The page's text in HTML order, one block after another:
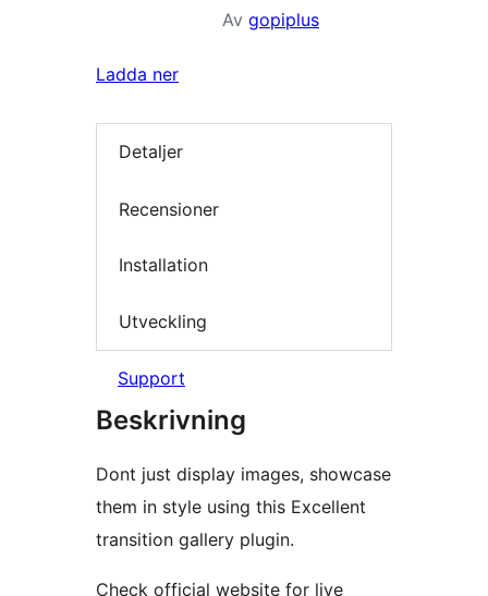
Av gopiplus
Ladda ner
Detaljer
Recensioner
Installation
Utveckling
Support
Beskrivning
Dont just display images, showcase
them in style using this Excellent
transition gallery plugin.
Check official website for live